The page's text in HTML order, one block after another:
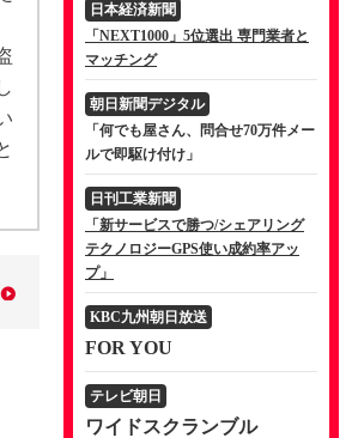
日本経済新聞
「NEXT1000」5位選出 専門業者と
マッチング
朝日新聞デジタル
「何でも屋さん、問合せ70万件メー
ルで即駆け付け」
日刊工業新聞
「新サービスで勝つ/シェアリング
テクノロジーGPS使い成約率アッ
プ」
KBC九州朝日放送
FOR YOU
テレビ朝日
ワイドスクランブル